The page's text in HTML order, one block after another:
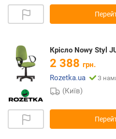
Крісло Nowy Styl
2 388 грн.
Rozetka.ua
З
(Київ)